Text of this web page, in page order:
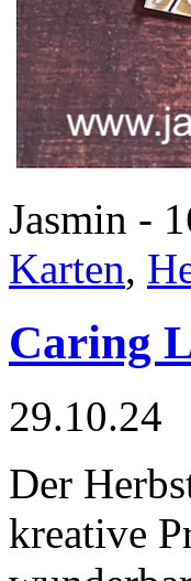
Jasmin -
Karten,
Caring
29.10.24
Der
kreative